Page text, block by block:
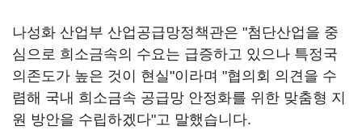
나성화 산업부 산업공급망정책관은 "첨단산업을 중
심으로 희소금속의 수요는 급증하고 있으나 특정국
의존도가 높은 것이 현실"이라며 "협의회 의견을 수
렴해 국내 희소금속 공급망 안정화를 위한 맞춤형 지
원 방안을 수립하겠다"고 말했습니다.